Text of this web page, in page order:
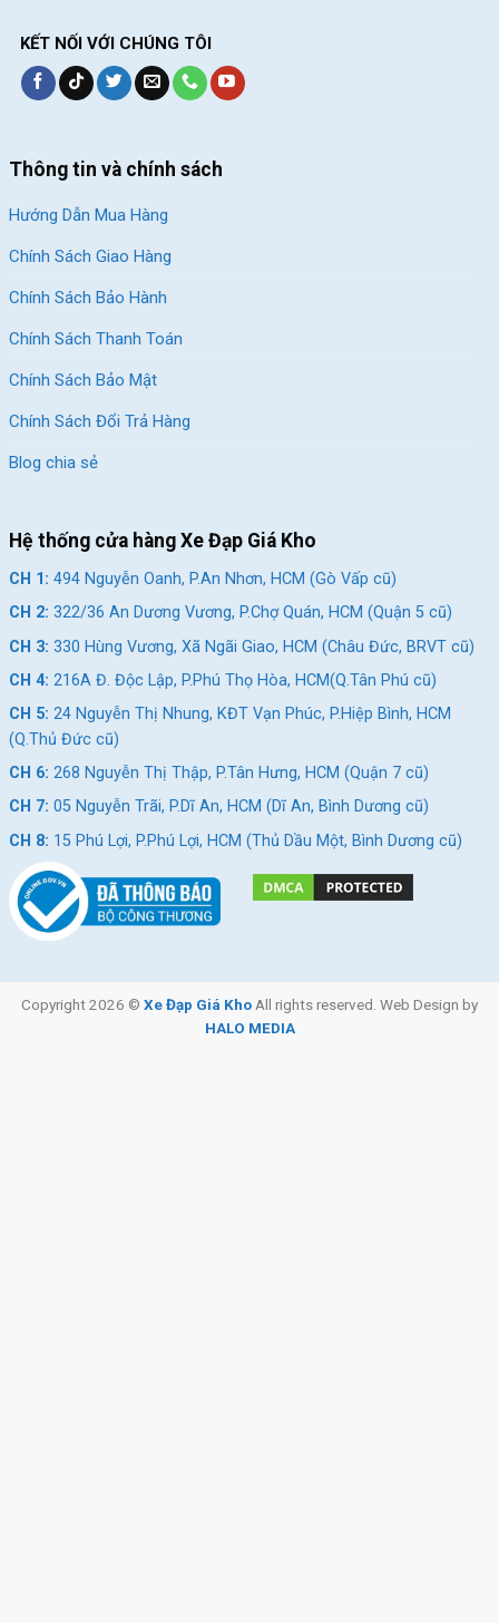
Xe Đạp Giá Khogần nhất hoặc liên hệ tư vấn trực tuyến để
được hỗ trợ tư vấn chi tiết và sở hữu chiếc xe này ngay hôm
Rẻ Tại Xe Đạp Giá Kho
Giảm 11%
Xe Đạp Thể Thao Hector
3.190.000
Địa Chỉ Các Cửa Hàng Xe Đạp Giá Kho:
CH 1: 494 Nguyễn Oanh, P.An Nhơn, HCM (Gò Vấp cũ)
CH 2:322/36 An Dương Vương, P.Chợ Quán, HCM (Quận
5 cũ)
CH 3:330 Hùng Vương, Xã Ngãi Giao, HCM (Châu Đức,
BRVT cũ)
CH 4:216A Đ. Độc Lập, P.Phú Thọ Hòa, HCM(Q.Tân Phú
cũ)
CH 5: 24 Nguyễn Thị Nhung, KĐT Vạn Phúc, P.Hiệp Bình,
HCM (Q.Thủ Đức cũ)
CH 6:268 Nguyễn Thị Thập, P.Tân Hưng, HCM (Quận 7
cũ)
cũ)
15 Phú Lợi, P.Phú Lợi, HCM (Thủ Dầu Một, Bình
KẾT NỐI VỚI CHÚNG TÔI
Thông tin và chính sách
Hướng Dẫn Mua Hàng
Chính Sách Giao Hàng
Chính Sách Bảo Hành
Chính Sách Thanh Toán
Chính Sách Bảo Mật
Chính Sách Đổi Trả Hàng
Blog chia sẻ
Hệ thống cửa hàng Xe Đạp Giá Kho
CH 1: 494 Nguyễn Oanh, P.An Nhơn, HCM (Gò Vấp cũ)
CH 2: 322/36 An Dương Vương, P.Chợ Quán, HCM (Quận 5 cũ)
CH 3: 330 Hùng Vương, Xã Ngãi Giao, HCM (Châu Đức, BRVT cũ)
CH 4: 216A Đ. Độc Lập, P.Phú Thọ Hòa, HCM(Q.Tân Phú cũ)
CH 5: 24 Nguyễn Thị Nhung, KĐT Vạn Phúc, P.Hiệp Bình, HCM
(Q.Thủ Đức cũ)
CH 6: 268 Nguyễn Thị Thập, P.Tân Hưng, HCM (Quận 7 cũ)
CH 7: 05 Nguyễn Trãi, P.Dĩ An, HCM (Dĩ An, Bình Dương cũ)
CH 8: 15 Phú Lợi, P.Phú Lợi, HCM (Thủ Dầu Một, Bình Dương cũ)
Copyright 2026 © Xe Đạp Giá Kho All rights reserved. Web Design by
HALO MEDIA